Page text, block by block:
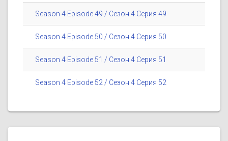
Season 4 Episode 49 / Сезон 4 Серия 49
Season 4 Episode 50 / Сезон 4 Серия 50
Season 4 Episode 51 / Сезон 4 Серия 51
Season 4 Episode 52 / Сезон 4 Серия 52